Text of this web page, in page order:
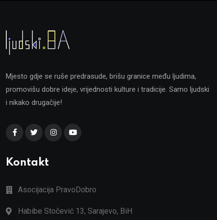
Mjesto gdje se ruše predrasude, brišu granice među ljudima,
promovišu dobre ideje, vrijednosti kulture i tradicije. Samo ljudski
i nikako drugačije!
Kontakt
Asocijacija PravoDobro
Habibe Stočević 13, Sarajevo, BiH